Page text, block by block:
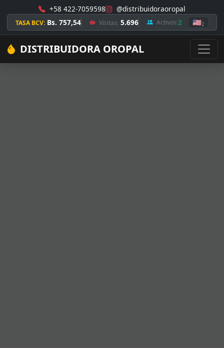
+58 422-7059598 @distribuidoraoropal
TASA BCV: Bs. 757,54 Visitas: 5.696 Activos:2 🇺🇸2
DISTRIBUIDORA OROPAL